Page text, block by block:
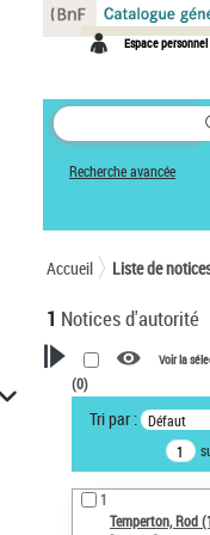
Espace personnel
Recherche avancée
Accueil Liste de
1 Notices d'autorité
VOTRE RECHERCHE
Recherche
notices d’autorité
Œuvres liées à
Temperton, Rod
Voir la
(0)
Tri par : Défaut
1
Temperton, Rod
Panneau de gestion des cookies